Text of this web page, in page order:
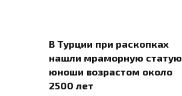
В Турции при раскопках
нашли мраморную статую
юноши возрастом около
2500 лет